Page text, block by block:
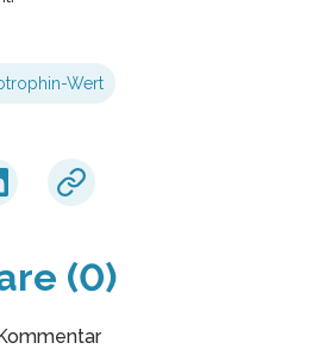
Wert
(0)